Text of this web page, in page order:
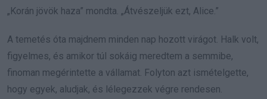
„Korán jövök haza” mondta. „Átvészeljük ezt, Alice.”
A temetés óta majdnem minden nap hozott virágot. Halk volt,
figyelmes, és amikor túl sokáig meredtem a semmibe,
finoman megérintette a vállamat. Folyton azt ismételgette,
hogy egyek, aludjak, és lélegezzek végre rendesen.